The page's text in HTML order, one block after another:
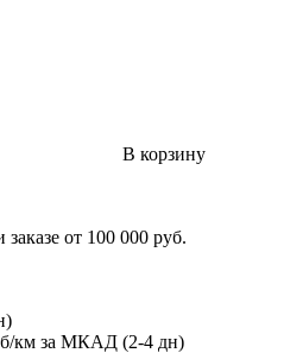
В корзину
от 100 000 руб.
км за МКАД (2-4 дн)